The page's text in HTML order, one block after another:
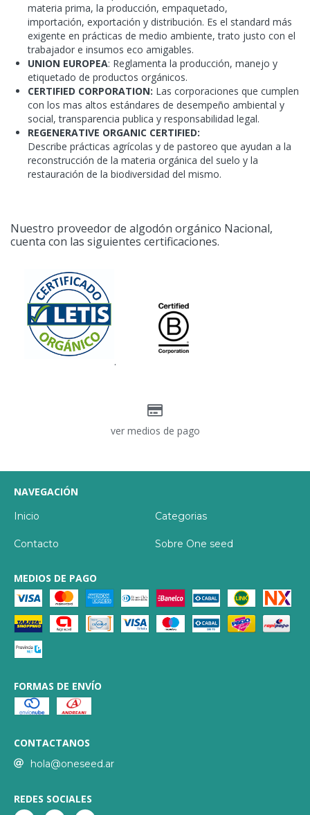
materia prima, la producción, empaquetado,
importación, exportación y distribución. Es el standard más
exigente en prácticas de medio ambiente, trato justo con el
trabajador e insumos eco amigables.
UNION EUROPEA: Reglamenta la producción, manejo y
etiquetado de productos orgánicos.
CERTIFIED CORPORATION: Las corporaciones que cumplen
con los mas altos estándares de desempeño ambiental y
social, transparencia publica y responsabilidad legal.
REGENERATIVE ORGANIC CERTIFIED:
Describe prácticas agrícolas y de pastoreo que ayudan a la
reconstrucción de la materia orgánica del suelo y la
restauración de la biodiversidad del mismo.
Nuestro proveedor de algodón orgánico Nacional,
cuenta con las siguientes certificaciones.
.
ver medios de pago
NAVEGACIÓN
Inicio Categorias
Contacto Sobre One seed
MEDIOS DE PAGO
FORMAS DE ENVÍO
CONTACTANOS
hola@oneseed.ar
REDES SOCIALES